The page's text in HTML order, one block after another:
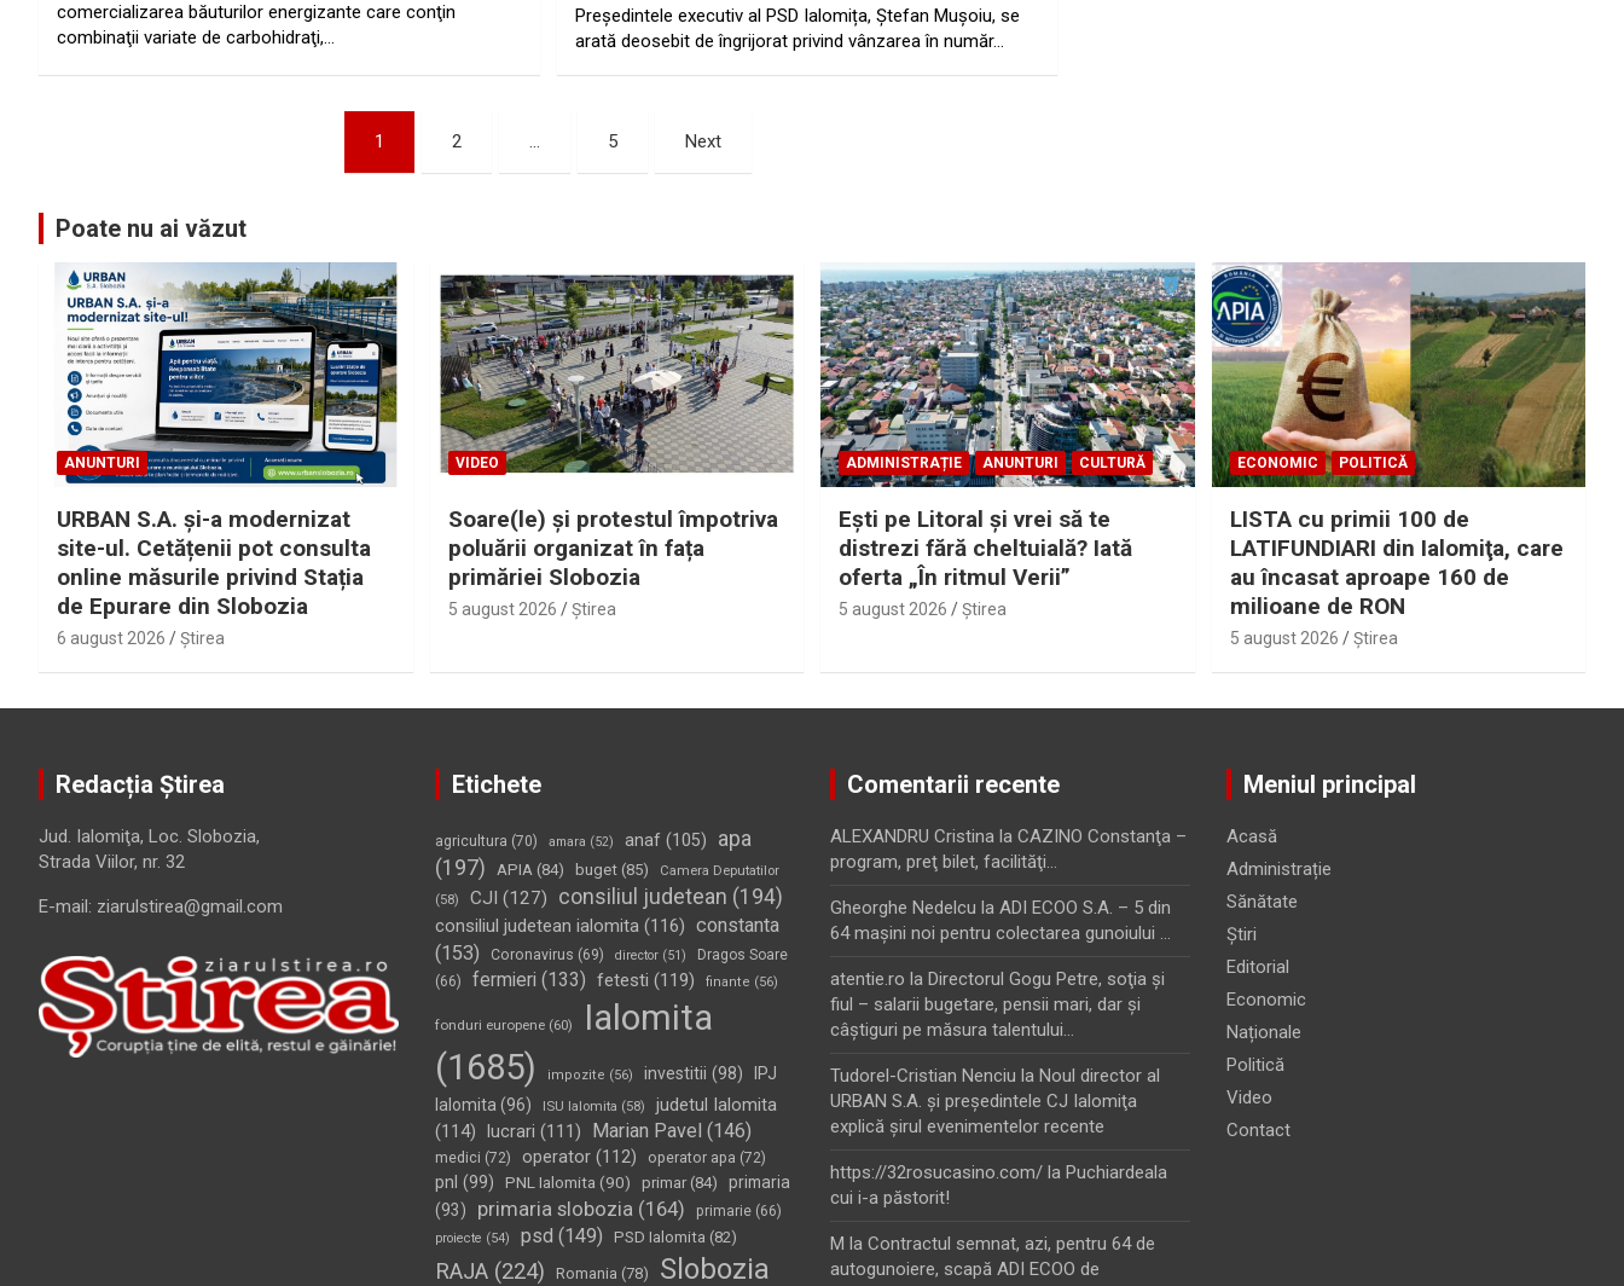
comercializarea băuturilor energizante care conţin
combinaţii variate de carbohidraţi,…
Președintele executiv al PSD Ialomița, Ștefan Mușoiu, se
arată deosebit de îngrijorat privind vânzarea în număr…
1 2 … 5 Next
Poate nu ai văzut
ANUNTURI
URBAN S.A. și-a modernizat
site-ul. Cetățenii pot consulta
online măsurile privind Stația
de Epurare din Slobozia
6 august 2026 Ştirea
VIDEO
Soare(le) și protestul împotriva
poluării organizat în fața
primăriei Slobozia
5 august 2026 Ştirea
ADMINISTRAȚIE ANUNTURI CULTURĂ
Eşti pe Litoral şi vrei să te
distrezi fără cheltuială? Iată
oferta „În ritmul Verii”
5 august 2026 Ştirea
ECONOMIC POLITICĂ
LISTA cu primii 100 de
LATIFUNDIARI din Ialomiţa, care
au încasat aproape 160 de
milioane de RON
5 august 2026 Ştirea
Redacția Știrea
Jud. Ialomiţa, Loc. Slobozia,
Strada Viilor, nr. 32
E-mail: ziarulstirea@gmail.com
Etichete
agricultura (70) amara (52) anaf(105)
apa
(197)
APIA(84) buget(85)
Camera Deputatilor
(58)
CJI (127) consiliul judetean (194)
consiliul judetean ialomita(116) constanta
(153)
Coronavirus (69) director(51)
Dragos Soare
(66)
fermieri (133) fetesti (119) finante (56)
fonduri europene(60)
Ialomita
(1685)
impozite (56) investitii (98)
IPJ
Ialomita (96) ISU Ialomita (58)
judetul Ialomita
(114) lucrari (111) Marian Pavel (146)
medici (72) operator(112) operator apa (72)
pnl (99) PNL Ialomita (90) primar(84)
primaria
(93)
primaria slobozia(164) primarie(66)
proiecte (54) psd (149) PSD Ialomita (82)
RAJA(224) Romania (78) Slobozia
Comentarii recente
ALEXANDRU Cristina la CAZINO Constanţa –
program, preţ bilet, facilităţi…
Gheorghe Nedelcu la ADI ECOO S.A. – 5 din
64 maşini noi pentru colectarea gunoiului …
atentie.ro la Directorul Gogu Petre, soţia şi
fiul – salarii bugetare, pensii mari, dar şi
câştiguri pe măsura talentului…
Tudorel-Cristian Nenciu la Noul director al
URBAN S.A. şi preşedintele CJ Ialomiţa
explică şirul evenimentelor recente
https://32rosucasino.com/ la Puchiardeala
cui i-a păstorit!
M la Contractul semnat, azi, pentru 64 de
autogunoiere, scapă ADI ECOO de
Meniul principal
Acasă
Administrație
Sănătate
Știri
Editorial
Economic
Naționale
Politică
Video
Contact